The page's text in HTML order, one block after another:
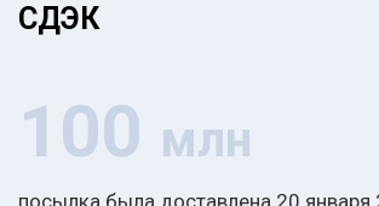
СДЭК
100 млн
посылка была доставлена 20 января